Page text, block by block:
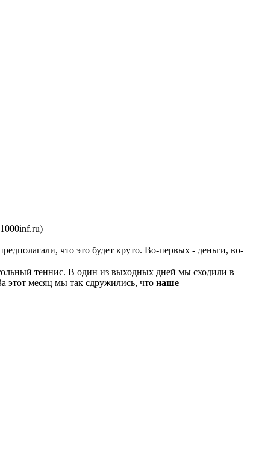
что это будет круто. Во-первых - деньги, во-
теннис. В один из выходных дней мы сходили в
этот месяц мы так сдружились, что наше